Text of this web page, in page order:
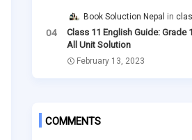
Book Soluction Nepal
Class 11 English Guide: Grade
All Unit Solution
February 13, 2023
COMMENTS